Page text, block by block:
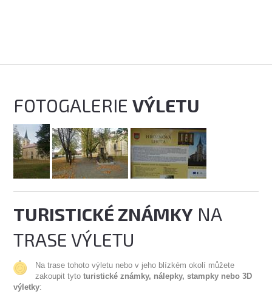
FOTOGALERIEVÝLETU
TURISTICKÉ ZNÁMKY NA
TRASE VÝLETU
Na trase tohoto výletu nebo v jeho blízkém okolí můžete
zakoupit tytoturistické známky, nálepky, stampky nebo 3D
výletky: